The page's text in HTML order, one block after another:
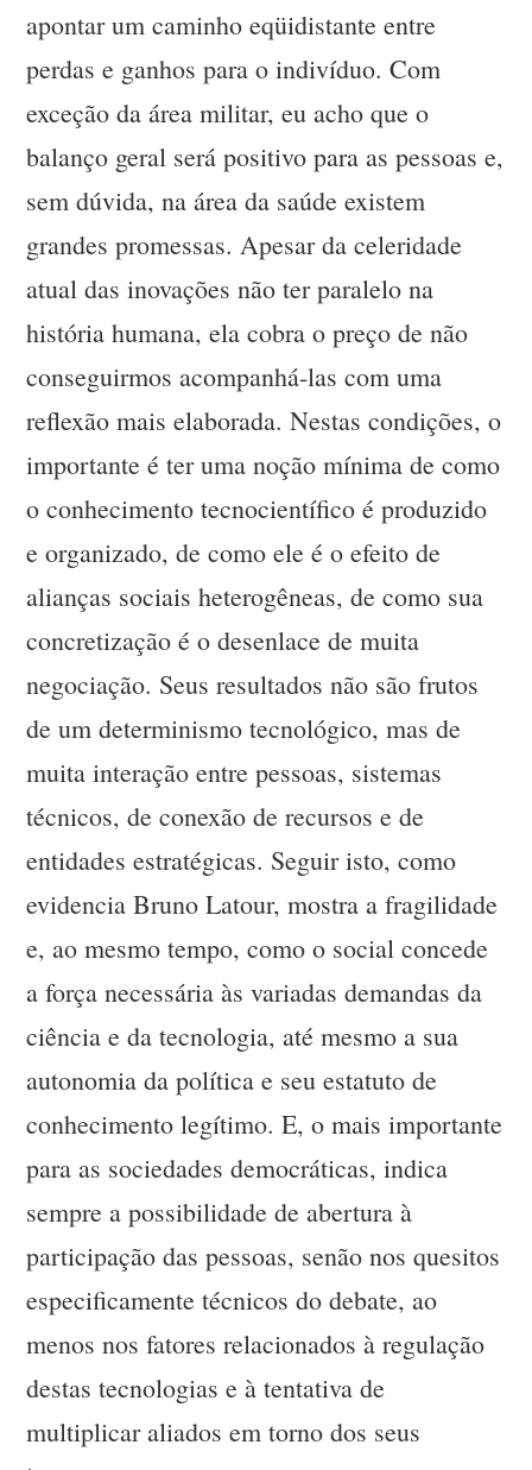
apontar um caminho eqüidistante entre
perdas e ganhos para o indivíduo. Com
exceção da área militar, eu acho que o
balanço geral será positivo para as pessoas e,
sem dúvida, na área da saúde existem
grandes promessas. Apesar da celeridade
atual das inovações não ter paralelo na
história humana, ela cobra o preço de não
conseguirmos acompanhá-las com uma
reflexão mais elaborada. Nestas condições, o
importante é ter uma noção mínima de como
o conhecimento tecnocientífico é produzido
e organizado, de como ele é o efeito de
alianças sociais heterogêneas, de como sua
concretização é o desenlace de muita
negociação. Seus resultados não são frutos
de um determinismo tecnológico, mas de
muita interação entre pessoas, sistemas
técnicos, de conexão de recursos e de
entidades estratégicas. Seguir isto, como
evidencia Bruno Latour, mostra a fragilidade
e, ao mesmo tempo, como o social concede
a força necessária às variadas demandas da
ciência e da tecnologia, até mesmo a sua
autonomia da política e seu estatuto de
conhecimento legítimo. E, o mais importante
para as sociedades democráticas, indica
sempre a possibilidade de abertura à
participação das pessoas, senão nos quesitos
especificamente técnicos do debate, ao
menos nos fatores relacionados à regulação
destas tecnologias e à tentativa de
multiplicar aliados em torno dos seus